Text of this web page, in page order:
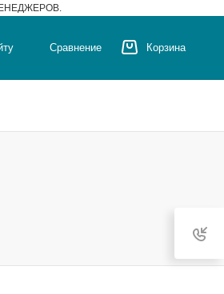
Сравнение Корзина